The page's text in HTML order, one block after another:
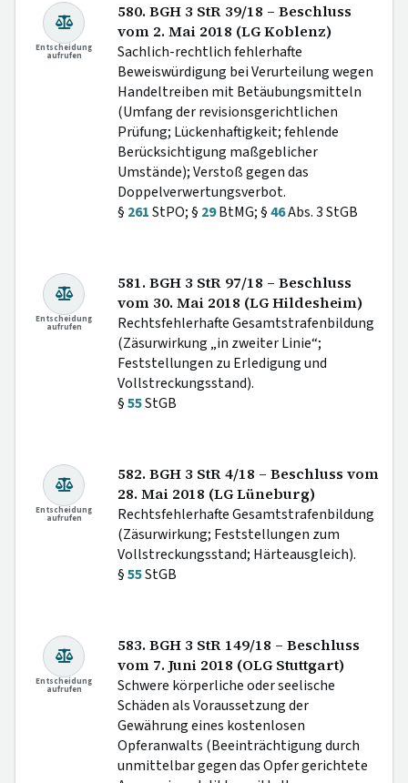
Entscheidung
aufrufen
580. BGH 3 StR 39/18 – Beschluss
vom 2. Mai 2018 (LG Koblenz)
Sachlich-rechtlich fehlerhafte
Beweiswürdigung bei Verurteilung wegen
Handeltreiben mit Betäubungsmitteln
(Umfang der revisionsgerichtlichen
Prüfung; Lückenhaftigkeit; fehlende
Berücksichtigung maßgeblicher
Umstände); Verstoß gegen das
Doppelverwertungsverbot.
§ 261StPO; § 29BtMG; §46Abs. 3 StGB
Entscheidung
aufrufen
581. BGH 3 StR 97/18 – Beschluss
vom 30. Mai 2018 (LG Hildesheim)
Rechtsfehlerhafte Gesamtstrafenbildung
(Zäsurwirkung „in zweiter Linie“;
Feststellungen zu Erledigung und
Vollstreckungsstand).
§55StGB
Entscheidung
aufrufen
582. BGH 3 StR 4/18 – Beschluss vom
28. Mai 2018 (LG Lüneburg)
Rechtsfehlerhafte Gesamtstrafenbildung
(Zäsurwirkung; Feststellungen zum
Vollstreckungsstand; Härteausgleich).
§55StGB
Entscheidung
aufrufen
583. BGH 3 StR 149/18 – Beschluss
vom 7. Juni 2018 (OLG Stuttgart)
Schwere körperliche oder seelische
Schäden als Voraussetzung der
Gewährung eines kostenlosen
Opferanwalts (Beeinträchtigung durch
unmittelbar gegen das Opfer gerichtete